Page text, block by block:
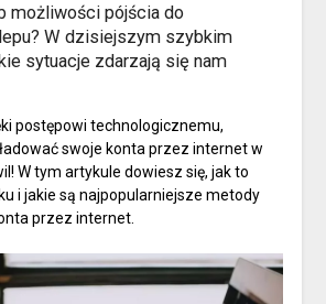
możliwości pójścia do
W dzisiejszym szybkim
sytuacje zdarzają się nam
postępowi technologicznemu,
swoje konta przez internet w
W tym artykule dowiesz się, jak to
i jakie są najpopularniejsze metody
przez internet.